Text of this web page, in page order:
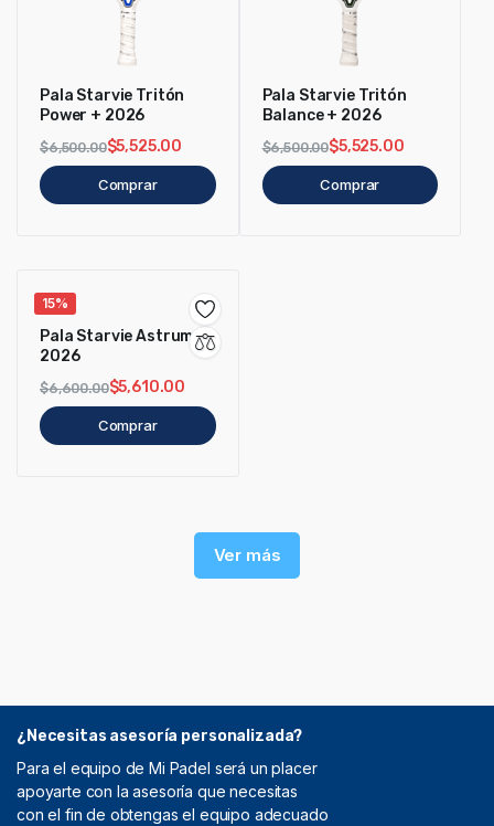
Pala Starvie Tritón
Power + 2026
$6,500.00$5,525.00
Comprar
Pala Starvie Tritón
Balance + 2026
$6,500.00$5,525.00
Comprar
15%
Pala Starvie Astrum +
2026
$6,600.00$5,610.00
Comprar
Ver más
¿Necesitas asesoría personalizada?
Para el equipo de Mi Padel será un placer
apoyarte con la asesoría que necesitas
con el fin de obtengas el equipo adecuado